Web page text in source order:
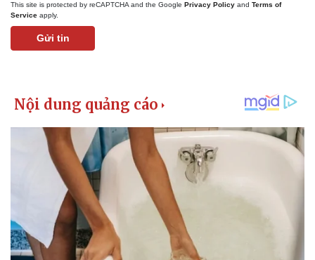
This site is protected by reCAPTCHA and the Google Privacy Policy and Terms of
Service apply.
Gửi tin